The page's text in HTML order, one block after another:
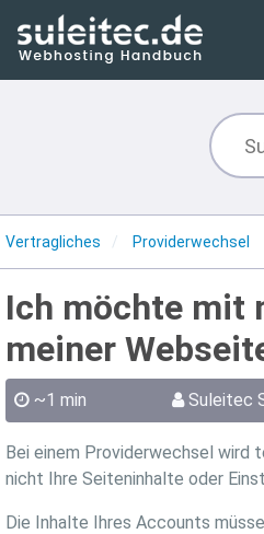
Vertragliches Providerwechsel
Ich möchte mit
meiner
~1 min Suleitec
Bei einem Providerwechsel wird
nicht Ihre Seiteninhalte oder
Die Inhalte Ihres Accounts